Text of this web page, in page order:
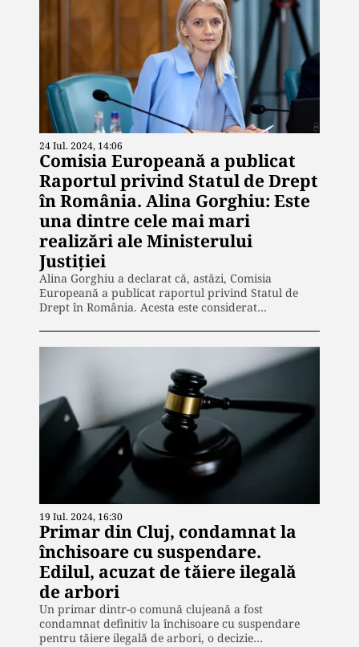
24 Iul. 2024, 14:06
Comisia Europeană a publicat
Raportul privind Statul de Drept
în România. Alina Gorghiu: Este
una dintre cele mai mari
realizări ale Ministerului
Justiţiei
Alina Gorghiu a declarat că, astăzi, Comisia
Europeană a publicat raportul privind Statul de
Drept în România. Acesta este considerat…
19 Iul. 2024, 16:30
Primar din Cluj, condamnat la
închisoare cu suspendare.
Edilul, acuzat de tăiere ilegală
de arbori
Un primar dintr-o comună clujeană a fost
condamnat definitiv la închisoare cu suspendare
pentru tăiere ilegală de arbori, o decizie…